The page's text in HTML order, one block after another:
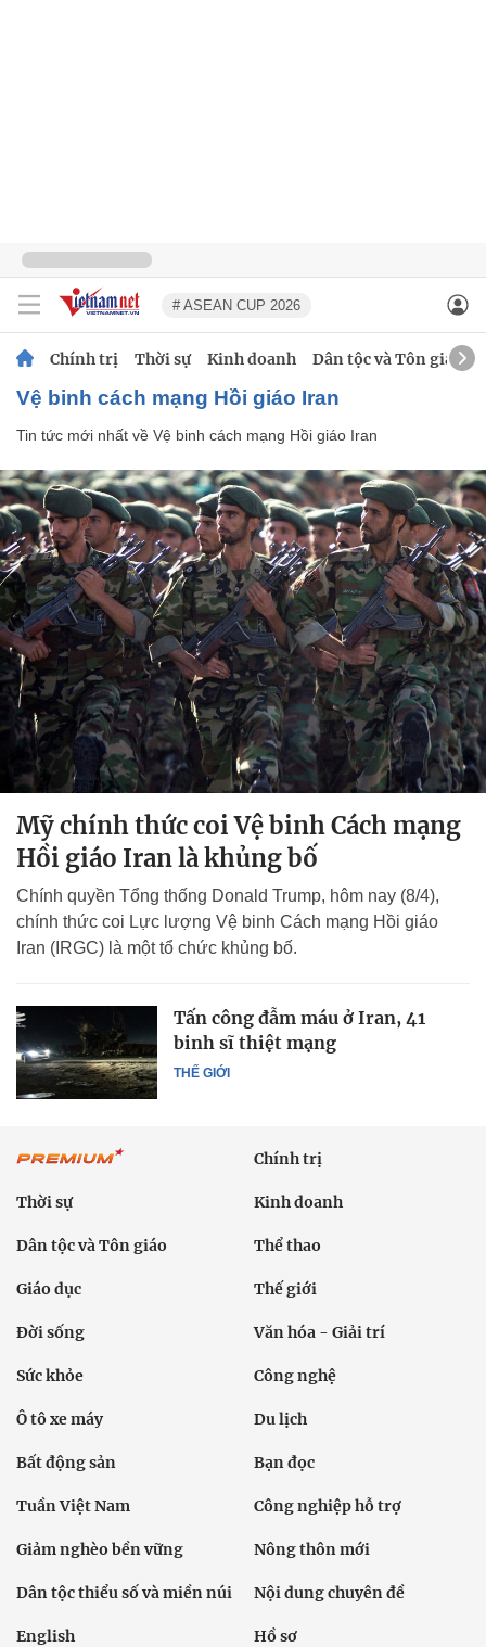
# ASEAN CUP 2026
Chính trị Thời sự Kinh doanh Dân tộc và Tôn giáo
Vệ binh cách mạng Hồi giáo Iran
Tin tức mới nhất về Vệ binh cách mạng Hồi giáo Iran
Mỹ chính thức coi Vệ binh Cách mạng
Hồi giáo Iran là khủng bố
Chính quyền Tổng thống Donald Trump, hôm nay (8/4),
chính thức coi Lực lượng Vệ binh Cách mạng Hồi giáo
Iran (IRGC) là một tổ chức khủng bố.
THẾ GIỚI
Tấn công đẫm máu ở Iran, 41
binh sĩ thiệt mạng
Chính trị
Thời sự Kinh doanh
Dân tộc và Tôn giáo Thể thao
Giáo dục Thế giới
Đời sống Văn hóa - Giải trí
Sức khỏe Công nghệ
Ô tô xe máy Du lịch
Bất động sản Bạn đọc
Tuần Việt Nam Công nghiệp hỗ trợ
Giảm nghèo bền vững Nông thôn mới
Dân tộc thiểu số và miền núi Nội dung chuyên đề
English Hồ sơ